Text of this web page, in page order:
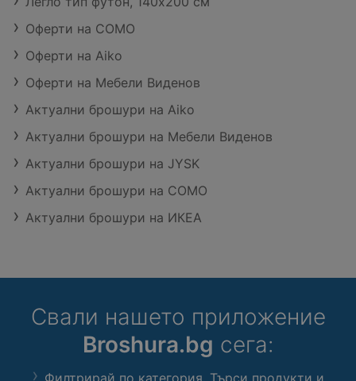
Оферти на COMO
Оферти на Aiko
Оферти на Мебели Виденов
Актуални брошури на Aiko
Актуални брошури на Мебели Виденов
Актуални брошури на JYSK
Актуални брошури на COMO
Актуални брошури на ИКЕА
Свали нашето приложение
Broshura.bg сега: